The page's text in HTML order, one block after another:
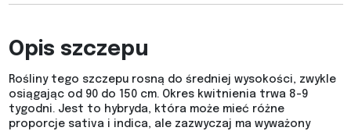
Opis szczepu
Rośliny tego szczepu rosną do średniej wysokości, zwykle
osiągając od 90 do 150 cm. Okres kwitnienia trwa 8-9
tygodni. Jest to hybryda, która może mieć różne
proporcje sativa i indica, ale zazwyczaj ma wyważony